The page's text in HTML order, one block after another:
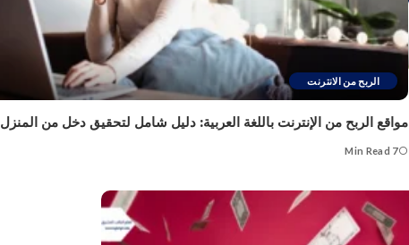
الربح من الانترنت
مواقع الربح من الإنترنت باللغة العربية: دليل شامل لتحقيق دخل من المنزل
7 Min Read